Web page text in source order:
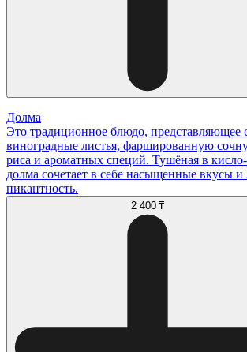
Долма
Это традиционное блюдо, представляющее
виноградные листья, фаршированную
риса и ароматных специй. Тушёная в кисло-
долма сочетает в себе насыщенные вкусы и
пикантность.
2 400 ₸